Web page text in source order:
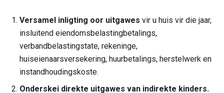
Versamel inligting oor uitgawes vir u huis vir die jaar,
insluitend eiendomsbelastingbetalings,
verbandbelastingstate, rekeninge,
huiseienaarsversekering, huurbetalings, herstelwerk en
instandhoudingskoste.
Onderskei direkte uitgawes van indirekte kinders.